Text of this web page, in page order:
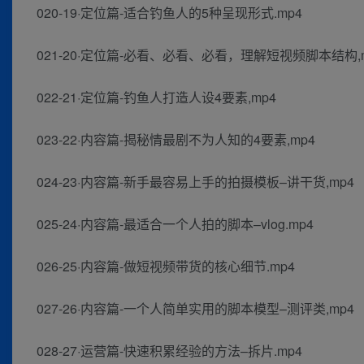
020-19·定位篇-适合钓鱼人的5种呈现形式.mp4
021-20·定位篇-必看、必看、必看，理解短视频脚本结构
022-21·定位篇-钓鱼人打造人设4要素,mp4
023-22·内容篇-揭秘情最剧不为人知的4要素,mp4
024-23·内容篇-新手最容易上手的拍摄模板–讲干货,mp4
025-24·内容篇-最适合一个人拍的脚本–vlog.mp4
026-25·内容篇-做短视频带货的核心细节.mp4
027-26·内容篇-一个人简单实用的脚本模型–测评类,mp4
028-27·运营篇-快速积累经验的方法–拆片.mp4